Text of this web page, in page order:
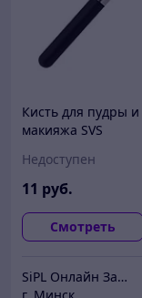
Кисть для пудры и
макияжа SVS
Недоступен
11 руб.
Смотреть
SiPL Онлайн Заказы 24 часа